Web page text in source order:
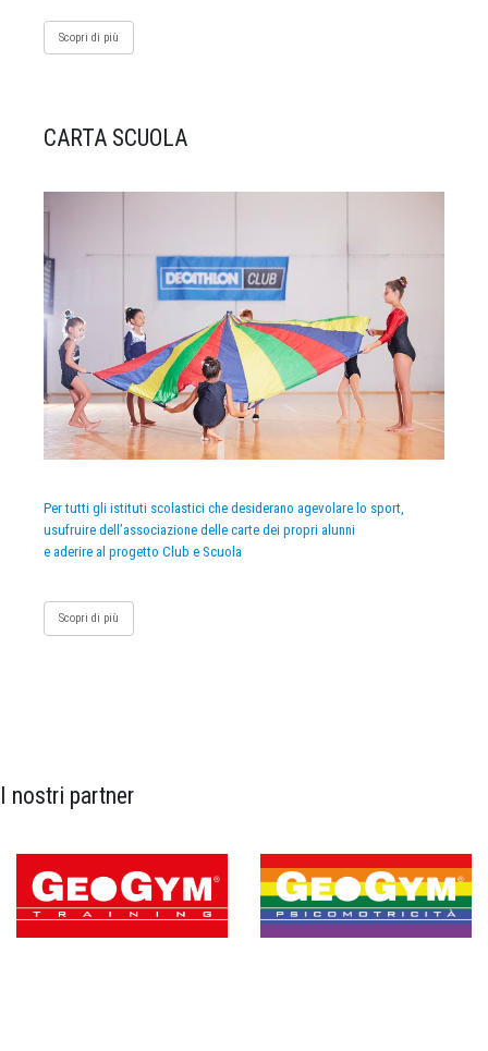
Scopri di più
CARTA SCUOLA
Per tutti gli istituti scolastici che desiderano agevolare lo sport,
usufruire dell’associazione delle carte dei propri alunni
e aderire al progetto Club e Scuola
Scopri di più
I nostri partner